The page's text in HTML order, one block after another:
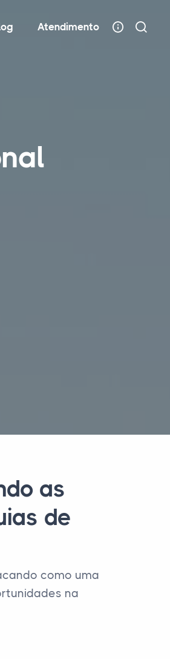
Atendimento
as
de
como uma
na